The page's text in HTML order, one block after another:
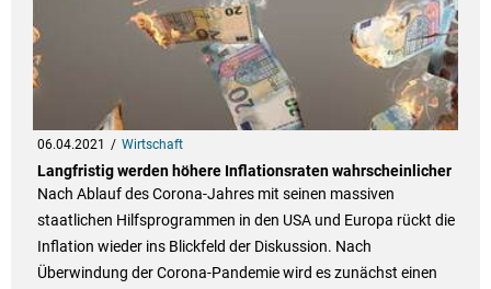
06.04.2021 Wirtschaft
Langfristig werden höhere Inflationsraten wahrscheinlicher
Nach Ablauf des Corona-Jahres mit seinen massiven
staatlichen Hilfsprogrammen in den USA und Europa rückt die
Inflation wieder ins Blickfeld der Diskussion. Nach
Überwindung der Corona-Pandemie wird es zunächst einen